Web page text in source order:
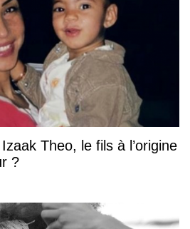
Theo, le fils à l’origine
?